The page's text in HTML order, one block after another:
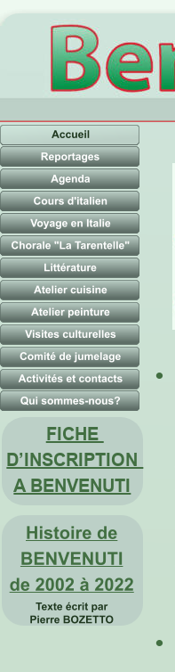
FICHE
D’INSCRIPTION
A BENVENUTI
•
•